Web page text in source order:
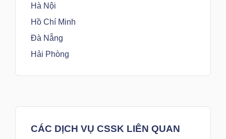
Hà Nội
Hồ Chí Minh
Đà Nẵng
Hải Phòng
CÁC DỊCH VỤ CSSK LIÊN QUAN